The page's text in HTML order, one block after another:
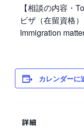
【相談の内容・
ビザ（在留資格
Immigration
カレンダーに
詳細